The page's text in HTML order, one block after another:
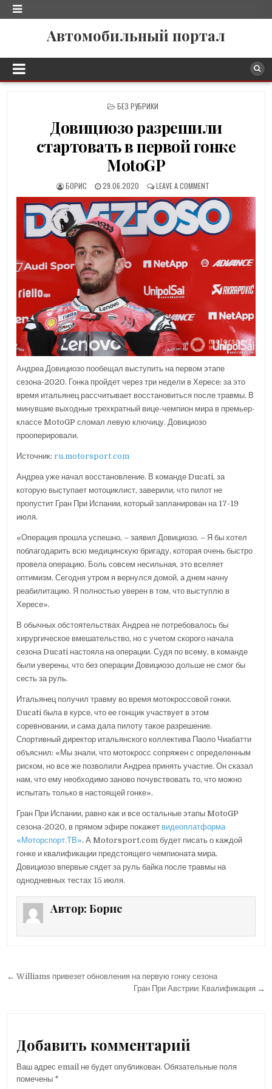
Автомобильный портал
P
S
T
E
D
БЕЗ РУБРИКИ
Довициозо разрешили
стартовать в первой гонке
MotoGP
БОРИС 29.06.2020 LEAVE A COMMENT
Андреа Довициозо пообещал выступить на первом этапе
сезона-2020. Гонка пройдет через три недели в Хересе: за это
время итальянец рассчитывает восстановиться после травмы. В
минувшие выходные трехкратный вице-чемпион мира в премьер-
классе MotoGP сломал левую ключицу. Довициозо
прооперировали.
Источник:ru.motorsport.com
Андреа уже начал восстановление. В команде Ducati, за
которую выступает мотоциклист, заверили, что пилот не
пропустит Гран При Испании, который запланирован на 17-19
июля.
«Операция прошла успешно, – заявил Довициозо. – Я бы хотел
поблагодарить всю медицинскую бригаду, которая очень быстро
провела операцию. Боль совсем несильная, это вселяет
оптимизм. Сегодня утром я вернулся домой, а днем начну
реабилитацию. Я полностью уверен в том, что выступлю в
Хересе».
В обычных обстоятельствах Андреа не потребовалось бы
хирургическое вмешательство, но с учетом скорого начала
сезона Ducati настояла на операции. Судя по всему, в команде
были уверены, что без операции Довициозо дольше не смог бы
сесть за руль.
Итальянец получил травму во время мотокроссовой гонки.
Ducati была в курсе, что ее гонщик участвует в этом
соревновании, и сама дала пилоту такое разрешение.
Спортивный директор итальянского коллектива Паоло Чиабатти
объяснил: «Мы знали, что мотокросс сопряжен с определенным
риском, но все же позволили Андреа принять участие. Он сказал
нам, что ему необходимо заново почувствовать то, что можно
испытать только в настоящей гонке».
Гран При Испании, равно как и все остальные этапы MotoGP
сезона-2020, в прямом эфире покажет видеоплатформа
«Моторспорт.ТВ». А Motorsport.com будет писать о каждой
гонке и квалификации предстоящего чемпионата мира.
Довициозо впервые сядет за руль байка после травмы на
однодневных тестах 15 июля.
Автор: Борис
← Williams привезет обновления на первую гонку сезона
Гран При Австрии: Квалификация →
Добавить комментарий
Ваш адрес email не будет опубликован. Обязательные поля
помечены *